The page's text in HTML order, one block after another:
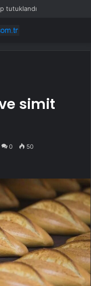
tutuklandı
simit
0 50